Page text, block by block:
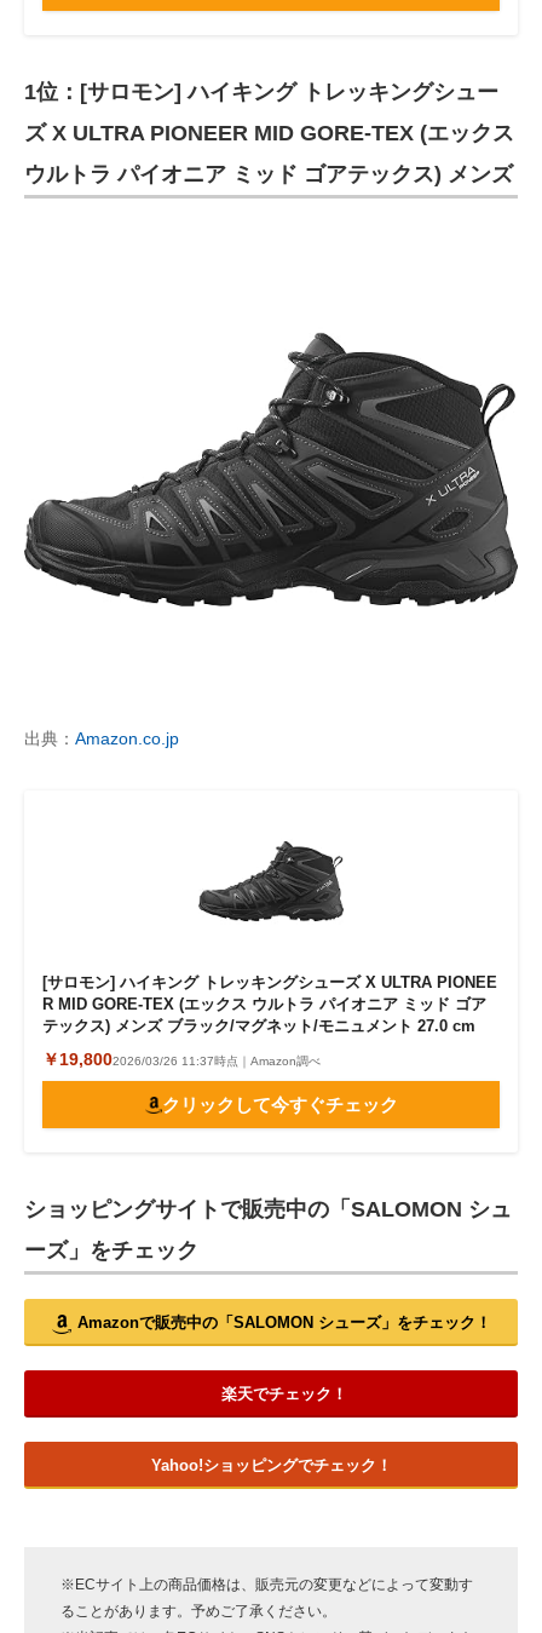
1位：[サロモン] ハイキング トレッキングシュー
ズ X ULTRA PIONEER MID GORE-TEX (エックス
ウルトラ パイオニア ミッド ゴアテックス) メンズ
出典： Amazon.co.jp
[サロモン] ハイキング トレッキングシューズ X ULTRA PIONEE
R MID GORE-TEX (エックス ウルトラ パイオニア ミッド ゴア
テックス) メンズ ブラック/マグネット/モニュメント 27.0 cm
￥19,8002026/03/26 11:37時点｜Amazon調べ
クリックして今すぐチェック
ショッピングサイトで販売中の「SALOMON シュ
ーズ」をチェック
Amazonで販売中の「SALOMON シューズ」をチェック！
楽天でチェック！
Yahoo!ショッピングでチェック！
※ECサイト上の商品価格は、販売元の変更などによって変動す
ることがあります。予めご了承ください。